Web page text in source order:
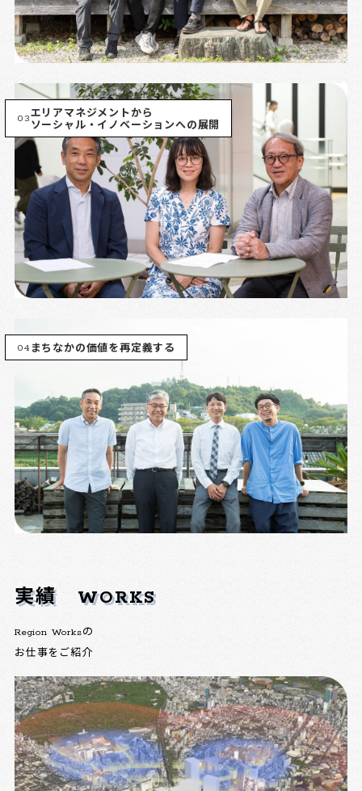
03エリアマネジメントから
ソーシャル・イノベーションへの展開
04 まちなかの価値を再定義する
実績 WORKS
Region Worksの
お仕事をご紹介